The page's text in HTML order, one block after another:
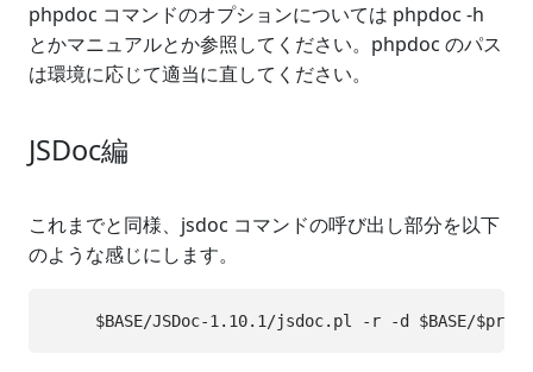
phpdoc コマンドのオプションについては phpdoc -h
とかマニュアルとか参照してください。phpdoc のパス
は環境に応じて適当に直してください。
JSDoc編
これまでと同様、jsdoc コマンドの呼び出し部分を以下
のような感じにします。